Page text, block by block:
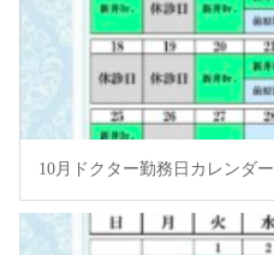
10月ドクター勤務日カレンダー